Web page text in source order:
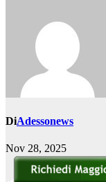
DiAdessonews
Nov 28, 2025